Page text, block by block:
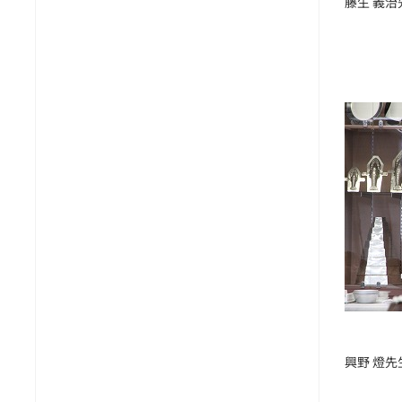
興野 燈先